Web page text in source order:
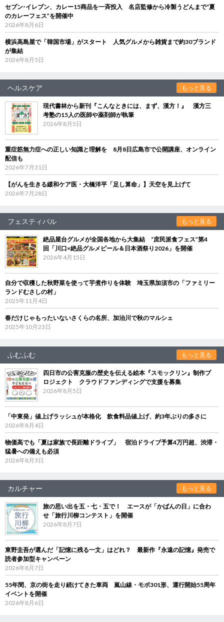
セブン‐イレブン、カレー15商品を一斉投入 名店監修から冷製うどんまで“夏
のカレーフェス”を開催中
2026年8月6日
横浜高島屋で「韓国市場」がスタート 人気グルメから雑貨まで約30ブランド
が集結
2026年8月5日
ヘルスケア もっと見る
現代書林から新刊『こんなときには、まず、漢方！』 漢方三
考塾の15人の医師や薬剤師が執筆
2026年8月5日
重症筋無力症への正しい知識と理解を 8月8日広島市で公開講座、オンライン
配信も
2026年7月31日
【がんを生きる緩和ケア医・大橋洋平「足し算命」】天空を見上げて
2026年7月28日
フェスティバル もっと見る
絶品屋台グルメが全国各地から大集結 “庶民派食フェス”第4
回「川口×絶品グルメビール＆日本酒祭り2026」を開催
2026年4月15日
自分で収穫した秋野菜を使って芋煮作りを体験 埼玉県加須市の「ファミリー
ランドむさしの村」
2025年11月4日
春だけじゃもったいないさくらの名所、加治川で秋のマルシェ
2025年10月23日
ふむふむ もっと見る
四日市の公害克服の歴史を伝える絵本『スモックリン』制作プ
ロジェクト クラウドファンディングで支援を募集
2026年8月5日
「中東発」値上げラッシュが本格化 飲食料品値上げ、約3年ぶりの多さに
2026年8月4日
物価高でも「夏は家族で長距離ドライブ」 宿泊ドライブ予算4万円超、渋滞・
猛暑への備えも必須
2026年8月3日
カルチャー もっと見る
旅の思い出を五・七・五で！ エースが「かばんの日」に合わ
せ「旅行川柳コンテスト」を開催
2026年8月7日
東野圭吾が選んだ「記憶に残る一文」はどれ？ 最新作『永遠の記憶』発売で
読者参加型キャンペーン
2026年8月7日
55年間、京の街を走り続けてきた車両 嵐山線・モボ301形、運行開始55周年
イベントを開催
2026年8月6日